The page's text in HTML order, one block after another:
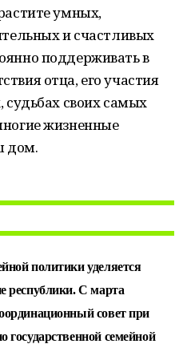
умных,
и счастливых
поддерживать в
отца, его участия
судьбах своих самых
жизненные
дом.
политики уделяется
республики. С марта
совет при
государственной семейной